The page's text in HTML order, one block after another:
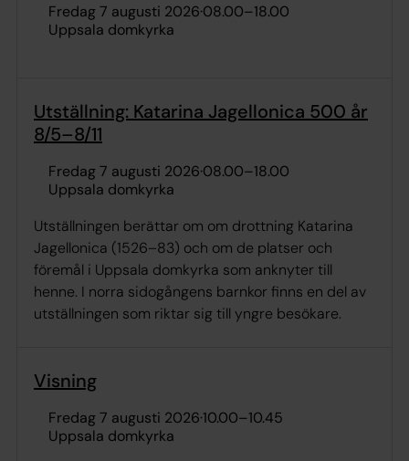
fredag 7 augusti 2026·08.00–18.00
Uppsala domkyrka
Utställning: Katarina Jagellonica 500 år
8/5–8/11
fredag 7 augusti 2026·08.00–18.00
Uppsala domkyrka
Utställningen berättar om om drottning Katarina
Jagellonica (1526–83) och om de platser och
föremål i Uppsala domkyrka som anknyter till
henne. I norra sidogångens barnkor finns en del av
utställningen som riktar sig till yngre besökare.
Visning
fredag 7 augusti 2026·10.00–10.45
Uppsala domkyrka